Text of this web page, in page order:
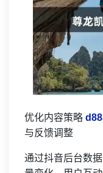
优化内容策略
与反馈调整
通过抖音后台数